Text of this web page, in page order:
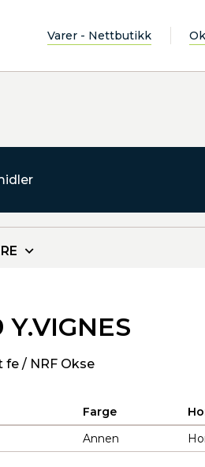
Varer - Nettbutikk
Y.VIGNES
fe / NRF Okse
Farge
Annen